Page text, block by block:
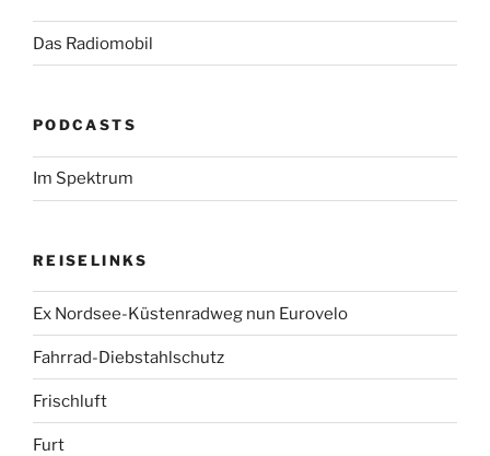
Das Radiomobil
PODCASTS
Im Spektrum
REISELINKS
Ex Nordsee-Küstenradweg nun Eurovelo
Fahrrad-Diebstahlschutz
Frischluft
Furt